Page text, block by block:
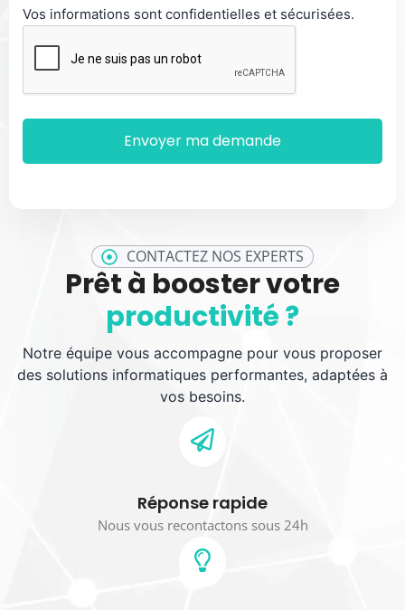
CONTACTEZ NOS EXPERTS
Prêt à booster votre
productivité ?
Notre équipe vous accompagne pour vous proposer
des solutions informatiques performantes, adaptées à
vos besoins.
Réponse rapide
Nous vous recontactons sous 24h
Vos informations sont confidentielles et sécurisées.